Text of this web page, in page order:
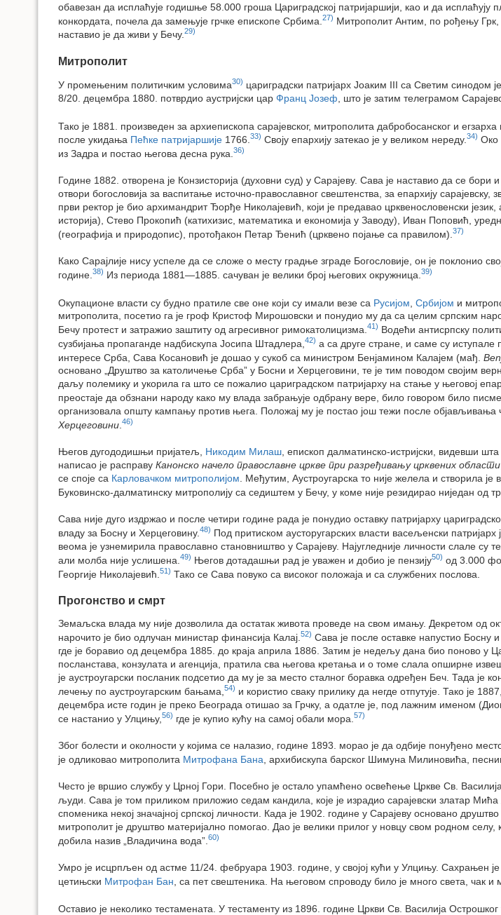
обавезан да исплаћује годишње 58.000 гроша Цариградској патријаршији, као и да
конкордата, почела да замењује грчке епископе Србима. 27) Митрополит Антим, по рођењу
наставио је да живи у Бечу. 29)
Митрополит
У промењеним политичким условима30) цариградски патријарх Јоаким III са Светим синодом
8/20. децембра 1880. потврдио аустријски цар Франц Јозеф , што је затим телеграмом
Тако је 1881. произведен за архиепископа сарајевског, митрополита дабробосанског и
после укидања Пећке патријаршије 1766. 33) Своју епархију затекао је у великом нереду. 34) Око
из Задра и постао његова десна рука. 36)
Године 1882. отворена је Конзисторија (духовни суд) у Сарајеву. Сава је наставио да се
отвори богословија за васпитање источно-православног свештенства, за епархију
први ректор је био архимандрит Ђорђе Николајевић, који је предавао црквенословенски
историја), Стево Прокопић (катихизис, математика и економија у Заводу), Иван Поповић,
(географија и природопис), протођакон Петар Ђенић (црквено појање са правилом). 37)
Како Сарајлије нису успеле да се сложе о месту градње зграде Богословије, он је поклонио
године. 38) Из периода 1881—1885. сачуван је велики број његових окружница. 39)
Окупационе власти су будно пратиле све оне који су имали везе са Русијом Србијом и
митрополита, посетио га је гроф Кристоф Мирошовски и понудио му да са целим српским
Бечу протест и затражио заштиту од агресивног римокатолицизма. 41) Водећи антисрпску
сузбијања пропаганде надбискупа Јосипа Штадлера, 42) а са друге стране, и саме су
интересе Срба, Сава Косановић је дошао у сукоб са министром Бенјамином Калајем (мађ.
основано „Друштво за католичење Срба” у Босни и Херцеговини, те је тим поводом својим
даљу полемику и укорила га што се пожалио цариградском патријарху на стање у његовој
преостаје да обзнани народу како му влада забрањује одбрану вере, било говором било
организовала општу кампању против њега. Положај му је постао још тежи после објављивања
Херцеговини 46)
Његов дугододишњи пријатељ, Никодим Милаш, епископ далматинско-истријски, видевши
написао је расправу Канонско начело православне цркве при разређивању црквених области
се споје са Карловачком митрополијом. Међутим, Аустроугарска то није желела и створила је
Буковинско-далматинску митрополију са седиштем у Бечу, у коме није резидирао ниједан од
Сава није дуго издржао и после четири године рада је понудио оставку патријарху
владу за Босну и Херцеговину. 48) Под притиском аусторугарских власти васељенски
веома је узнемирила православно становништво у Сарајеву. Најугледније личности слале
али молба није услишена. 49) Његов дотадашњи рад је уважен и добио је пензију50) од 3.000
Георгије Николајевић. 51) Тако се Сава повуко са високог положаја и са службених послова.
Прогонство и смрт
Земаљска влада му није дозволила да остатак живота проведе на свом имању. Декретом од
нарочито је био одлучан министар финансија Калај. 52) Сава је после оставке напустио Босну
где је боравио од децембра 1885. до краја априла 1886. Затим је недељу дана био поново у
посланстава, конзулата и агенција, пратила сва његова кретања и о томе слала опширне
је аустроугарски посланик подсетио да му је за место сталног боравка одређен Беч. Тада
лечењу по аустроугарским бањама, 54) и користио сваку прилику да негде отпутује. Тако је
децембра исте годин је преко Београда отишао за Грчку, а одатле је, под лажним именом
се настанио у Улцињу, 56) где је купио кућу на самој обали мора. 57)
Због болести и околности у којима се налазио, године 1893. морао је да одбије понуђено
је одликовао митрополита Митрофана Бана , архибискупа барског Шимуна Милиновића,
Често је вршио службу у Црној Гори. Посебно је остало упамћено освећење Цркве Св.
људи. Сава је том приликом приложио седам кандила, које је израдио сарајевски златар Мића
споменика некој значајној српској личности. Када је 1902. године у Сарајеву основано
митрополит је друштво материјално помогао. Дао је велики прилог у новцу свом родном
добила назив „Владичина вода”. 60)
Умро је исцрпљен од астме 11/24. фебруара 1903. године, у својој кући у Улцињу. Сахрањен
цетињски Митрофан Бан , са пет свештеника. На његовом спроводу било је много света, чак
Оставио је неколико тестамената. У тестаменту из 1896. године Цркви Св. Василија